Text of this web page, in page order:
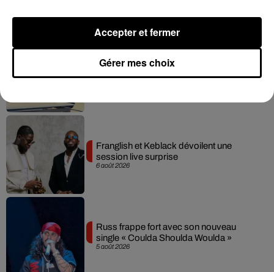
Tayc et Didi B dévoilent le single le plus
dansant de l’année
6 août 2026
Franglish et Keblack dévoilent une
session live surprise
5 août 2026
Russ frappe fort avec son nouveau
single « Coulda Shoulda Woulda »
Gérer mes choix
Accepter et fermer